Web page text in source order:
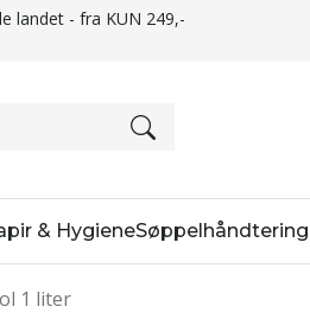
landet - fra KUN 249,-
& HygieneSøppelhåndtering
1 liter